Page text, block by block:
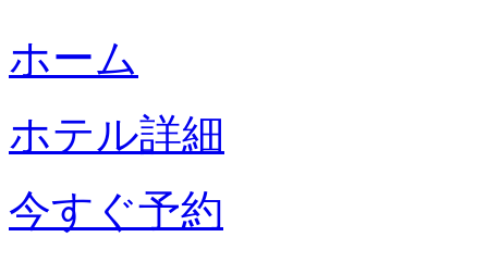
ホーム
ホテル詳細
今すぐ予約